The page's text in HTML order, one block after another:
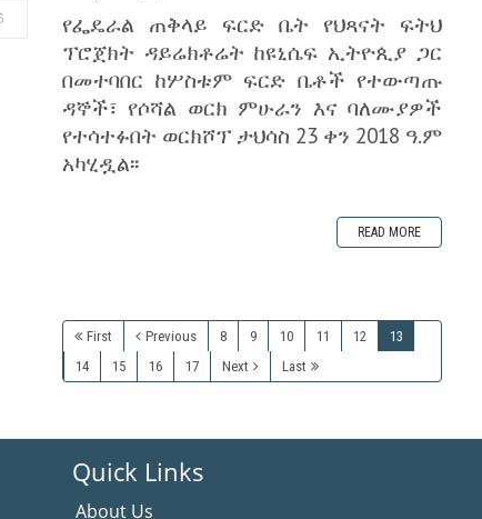
የፌዴራል ጠቅላይ ፍርድ ቤት የህጻናት ፍትህ
ፕሮጀክት ዳይሬክቶሬት ከዩኒሴፍ ኢትዮጲያ ጋር
በመተባበር ከሦስቱም ፍርድ ቤቶች የተውጣጡ
ዳኞች፣ የሶሻል ወርክ ምሁራን እና ባለሙያዎች
የተሳተፉበት ወርክሾፕ ታህሳስ 23 ቀን 2018 ዓ.ም
አካሂዷል፡፡
READ MORE
First Previous 8 9 10 11 12
13
14
15 16 17 Next Last
Quick Links
About Us